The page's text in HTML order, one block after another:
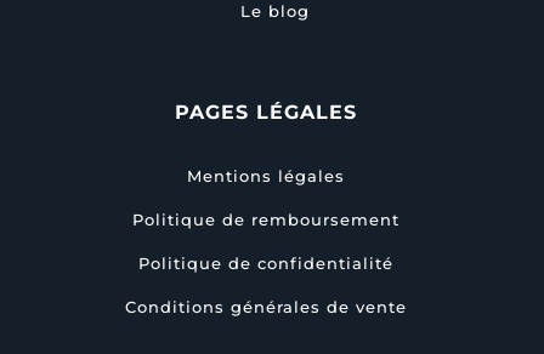
Le blog
PAGES LÉGALES
Mentions légales
Politique de remboursement
Politique de confidentialité
Conditions générales de vente